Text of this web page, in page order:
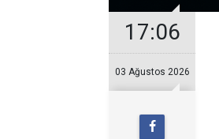
17:06
03 Ağustos 2026